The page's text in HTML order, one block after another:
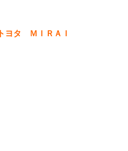
トヨタ ＭＩＲＡＩ